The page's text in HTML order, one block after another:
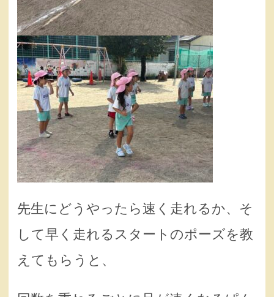
先生にどうやったら速く走れるか、そ
して早く走れるスタートのポーズを教
えてもらうと、